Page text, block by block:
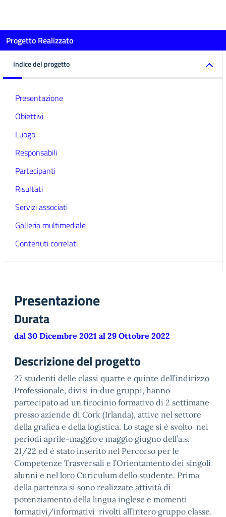
Progetto Realizzato
Indice del progetto
Presentazione
Obiettivi
Luogo
Responsabili
Partecipanti
Risultati
Servizi associati
Galleria multimediale
Contenuti correlati
Presentazione
Durata
dal 30 Dicembre 2021 al 29 Ottobre 2022
Descrizione del progetto
27 studenti delle classi quarte e quinte dell’indirizzo
Professionale, divisi in due gruppi, hanno
partecipato ad un tirocinio formativo di 2 settimane
presso aziende di Cork (Irlanda), attive nel settore
della grafica e della logistica. Lo stage si è svolto nei
periodi aprile-maggio e maggio giugno dell’a.s.
21/22 ed è stato inserito nel Percorso per le
Competenze Trasversali e l’Orientamento dei singoli
alunni e nel loro Curiculum dello studente. Prima
della partenza si sono realizzate attività di
potenziamento della lingua inglese e momenti
formativi/informativi rivolti all’intero gruppo classe.